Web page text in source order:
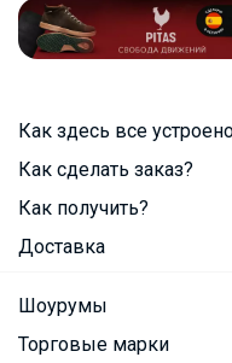
Как здесь все
Как сделать заказ?
Как получить?
Доставка
Шоурумы
Торговые марки